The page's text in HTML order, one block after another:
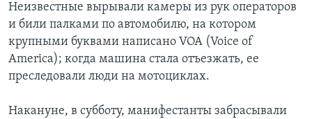
Неизвестные вырывали камеры из рук операторов
и били палками по автомобилю, на котором
крупными буквами написано VOA (Voice of
Americа); когда машина стала отъезжать, ее
преследовали люди на мотоциклах.
Накануне, в субботу, манифестанты забрасывали